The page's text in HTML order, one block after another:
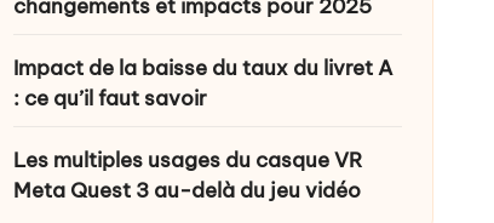
changements et impacts pour 2025
Impact de la baisse du taux du livret A
: ce qu’il faut savoir
Les multiples usages du casque VR
Meta Quest 3 au-delà du jeu vidéo